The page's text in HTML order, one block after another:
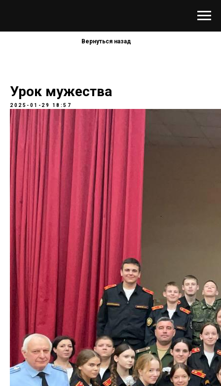
Вернуться назад
Урок мужества
2025-01-29 18:57